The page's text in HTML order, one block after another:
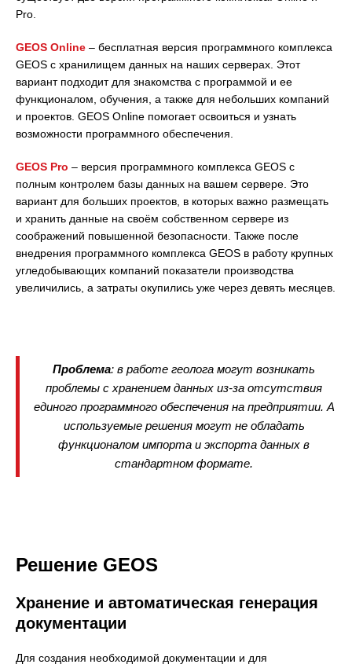
Pro.
GEOS Online – бесплатная версия программного комплекса
GEOS с хранилищем данных на наших серверах. Этот
вариант подходит для знакомства с программой и ее
функционалом, обучения, а также для небольших компаний
и проектов. GEOS Online помогает освоиться и узнать
возможности программного обеспечения.
GEOS Pro – версия программного комплекса GEOS с
полным контролем базы данных на вашем сервере. Это
вариант для больших проектов, в которых важно размещать
и хранить данные на своём собственном сервере из
соображений повышенной безопасности. Также после
внедрения программного комплекса GEOS в работу крупных
угледобывающих компаний показатели производства
увеличились, а затраты окупились уже через девять месяцев.
Проблема: в работе геолога могут возникать
проблемы с хранением данных из-за отсутствия
единого программного обеспечения на предприятии. А
используемые решения могут не обладать
функционалом импорта и экспорта данных в
стандартном формате.
Решение GEOS
Хранение и автоматическая генерация
документации
Для создания необходимой документации и для